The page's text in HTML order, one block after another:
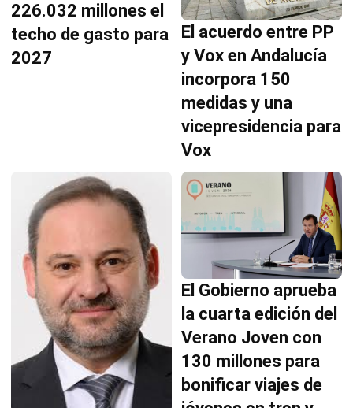
226.032 millones el
techo de gasto para
2027
El acuerdo entre PP
y Vox en Andalucía
incorpora 150
medidas y una
vicepresidencia para
Vox
El Gobierno aprueba
la cuarta edición del
Verano Joven con
130 millones para
bonificar viajes de